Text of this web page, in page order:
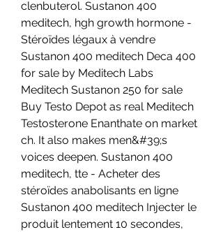
clenbuterol. Sustanon 400
meditech, hgh growth hormone -
Stéroïdes légaux à vendre
Sustanon 400 meditech Deca 400
for sale by Meditech Labs
Meditech Sustanon 250 for sale
Buy Testo Depot as real Meditech
Testosterone Enanthate on market
ch. It also makes men&#39;s
voices deepen. Sustanon 400
meditech, tte - Acheter des
stéroïdes anabolisants en ligne
Sustanon 400 meditech Injecter le
produit lentement 10 secondes,